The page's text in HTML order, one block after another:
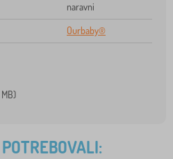
naravni
Ourbaby®